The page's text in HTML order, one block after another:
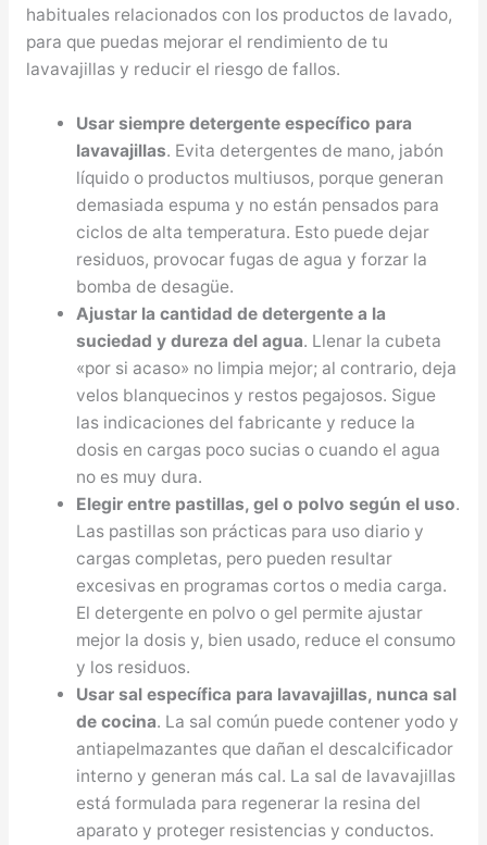
habituales relacionados con los productos de lavado,
para que puedas mejorar el rendimiento de tu
lavavajillas y reducir el riesgo de fallos.
Usar siempre detergente específico para
lavavajillas. Evita detergentes de mano, jabón
líquido o productos multiusos, porque generan
demasiada espuma y no están pensados para
ciclos de alta temperatura. Esto puede dejar
residuos, provocar fugas de agua y forzar la
bomba de desagüe.
Ajustar la cantidad de detergente a la
suciedad y dureza del agua. Llenar la cubeta
«por si acaso» no limpia mejor; al contrario, deja
velos blanquecinos y restos pegajosos. Sigue
las indicaciones del fabricante y reduce la
dosis en cargas poco sucias o cuando el agua
no es muy dura.
Elegir entre pastillas, gel o polvo según el uso.
Las pastillas son prácticas para uso diario y
cargas completas, pero pueden resultar
excesivas en programas cortos o media carga.
El detergente en polvo o gel permite ajustar
mejor la dosis y, bien usado, reduce el consumo
y los residuos.
Usar sal específica para lavavajillas, nunca sal
de cocina. La sal común puede contener yodo y
antiapelmazantes que dañan el descalcificador
interno y generan más cal. La sal de lavavajillas
está formulada para regenerar la resina del
aparato y proteger resistencias y conductos.